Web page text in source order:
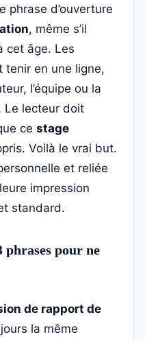
phrase d’ouverture
, même s’il
cet âge. Les
tenir en une ligne,
l’équipe ou la
Le lecteur doit
ce stage
Voilà le vrai but.
et reliée
impression
standard.
pour ne
de rapport de
la même